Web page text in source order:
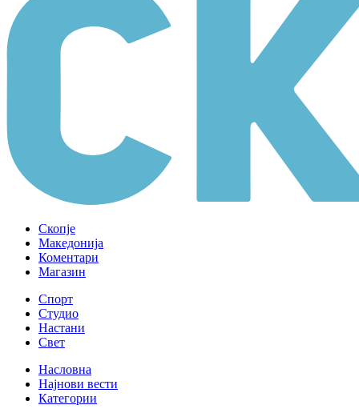
Скопје
Македонија
Коментари
Магазин
Спорт
Студио
Настани
Свет
Насловна
Најнови вести
Категории